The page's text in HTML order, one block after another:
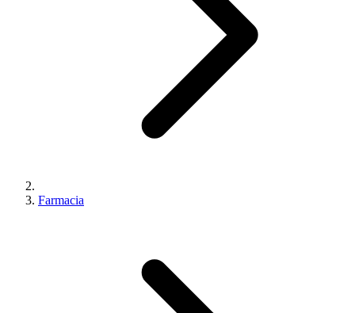
Farmacia